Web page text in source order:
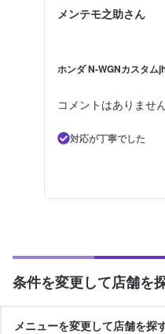
メンテモ之助さん
ホンダ N-WGNカスタム
コメントはありませ
対応が丁寧でした
条件を変更して店舗を
メニューを変更して店舗を探